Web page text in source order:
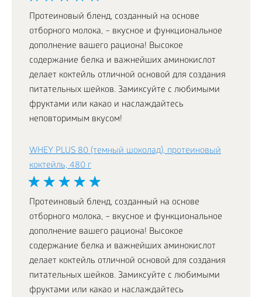
Протеиновый бленд, созданный на основе
отборного молока, – вкусное и функциональное
дополнение вашего рациона! Высокое
содержание белка и важнейших аминокислот
делает коктейль отличной основой для создания
питательных шейков. Замиксуйте с любимыми
фруктами или какао и наслаждайтесь
неповторимым вкусом!
WHEY PLUS 80 (темный шоколад), протеиновый
коктейль, 480 г
Протеиновый бленд, созданный на основе
отборного молока, – вкусное и функциональное
дополнение вашего рациона! Высокое
содержание белка и важнейших аминокислот
делает коктейль отличной основой для создания
питательных шейков. Замиксуйте с любимыми
фруктами или какао и наслаждайтесь